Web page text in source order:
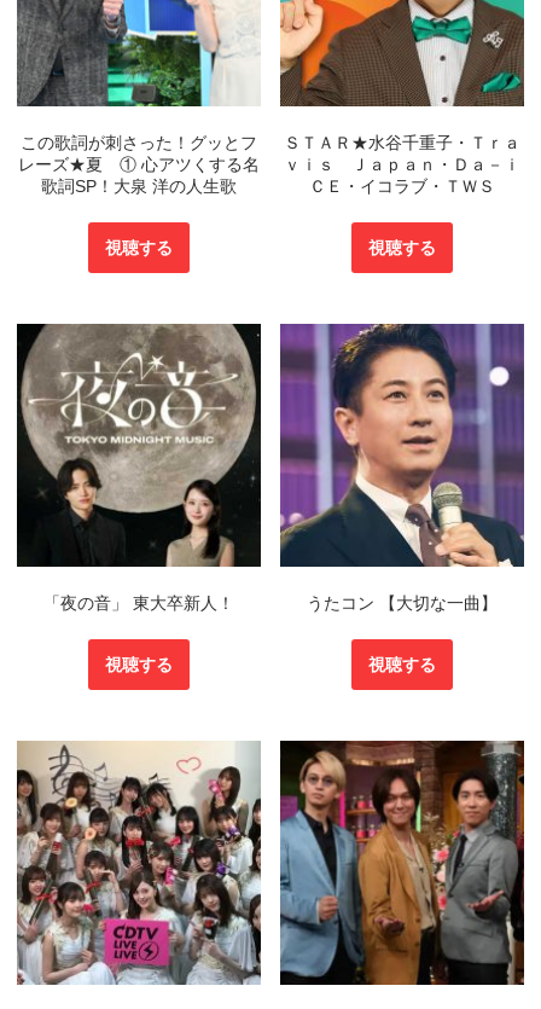
この歌詞が刺さった！グッとフ
レーズ★夏 ① 心アツくする名
歌詞SP！大泉 洋の人生歌
視聴する
ＳＴＡＲ★水谷千重子・Ｔｒａ
ｖｉｓ Ｊａｐａｎ・Ｄａ－ｉ
ＣＥ・イコラブ・ＴＷＳ
視聴する
「夜の音」 東大卒新人！
視聴する
うたコン 【大切な一曲】
視聴する